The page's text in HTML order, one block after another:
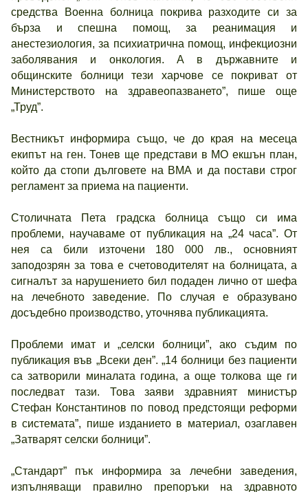
средства Военна болница покрива разходите си за
бърза и спешна помощ, за реанимация и
анестезиология, за психиатрична помощ, инфекциозни
заболявания и онкология. А в държавните и
общинските болници тези харчове се покриват от
Министерството на здравеопазването”, пише още
„Труд”.
Вестникът информира също, че до края на месеца
екипът на ген. Тонев ще представи в МО екшън план,
който да стопи дълговете на ВМА и да постави строг
регламент за приема на пациенти.
Столичната Пета градска болница също си има
проблеми, научаваме от публикация на „24 часа”. От
нея са били източени 180 000 лв., основният
заподозрян за това е счетоводителят на болницата, а
сигналът за нарушението бил подаден лично от шефа
на лечебното заведение. По случая е образувано
досъдебно производство, уточнява публикацията.
Проблеми имат и „селски болници”, ако съдим по
публикация във „Всеки ден”. „14 болници без пациенти
са затворили миналата година, а още толкова ще ги
последват тази. Това заяви здравният министър
Стефан Константинов по повод предстоящи реформи
в системата”, пише изданието в материал, озаглавен
„Затварят селски болници”.
„Стандарт” пък информира за лечебни заведения,
изпълняващи правилно препоръки на здравното